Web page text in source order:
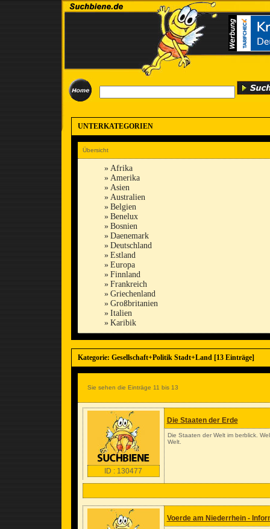
UNTERKATEGORIEN
Übersicht
» Afrika
» Amerika
» Asien
» Australien
» Belgien
» Benelux
» Bosnien
» Daenemark
» Deutschland
» Estland
» Europa
» Finnland
» Frankreich
» Griechenland
» Großbritanien
» Italien
» Karibik
Kategorie: Gesellschaft+Politik Stadt+Land [13 Einträge]
Sie sehen die Einträge 11 bis 13
ID : 130477
Die Staaten der Erde
Die Staaten der Welt im berblick.
Welt.
Voerde am Niederrhein -